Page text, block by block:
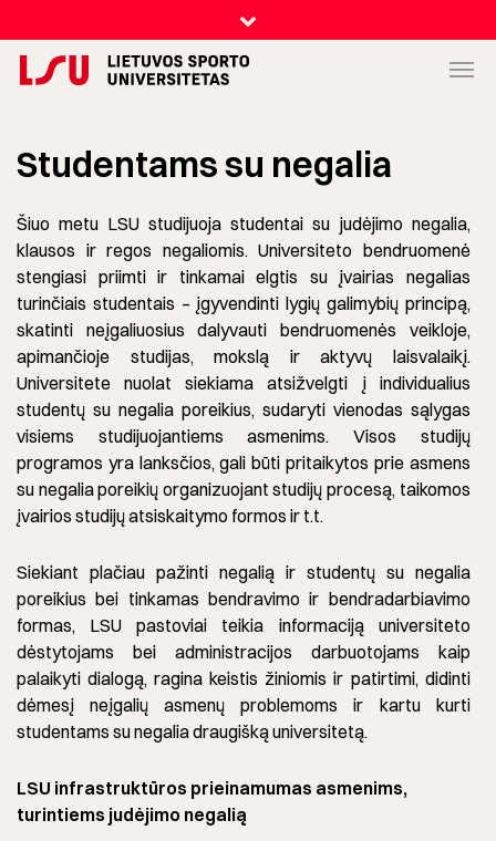
Studentams su negalia
Šiuo metu LSU studijuoja studentai su judėjimo negalia,
klausos ir regos negaliomis. Universiteto bendruomenė
stengiasi priimti ir tinkamai elgtis su įvairias negalias
turinčiais studentais – įgyvendinti lygių galimybių principą,
skatinti neįgaliuosius dalyvauti bendruomenės veikloje,
apimančioje studijas, mokslą ir aktyvų laisvalaikį.
Universitete nuolat siekiama atsižvelgti į individualius
studentų su negalia poreikius, sudaryti vienodas sąlygas
visiems studijuojantiems asmenims. Visos studijų
programos yra lanksčios, gali būti pritaikytos prie asmens
su negalia poreikių organizuojant studijų procesą, taikomos
įvairios studijų atsiskaitymo formos ir t.t.
Siekiant plačiau pažinti negalią ir studentų su negalia
poreikius bei tinkamas bendravimo ir bendradarbiavimo
formas, LSU pastoviai teikia informaciją universiteto
dėstytojams bei administracijos darbuotojams kaip
palaikyti dialogą, ragina keistis žiniomis ir patirtimi, didinti
dėmesį neįgalių asmenų problemoms ir kartu kurti
studentams su negalia draugišką universitetą.
LSU infrastruktūros prieinamumas asmenims,
turintiems judėjimo negalią